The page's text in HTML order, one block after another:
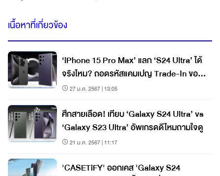
เนื้อหาที่เกี่ยวข้อง
‘iPhone 15 Pro Max’ แลก ‘S24 Ultra’ ได้
จริงไหม? ถอดรหัสแคมเปญ Trade-In ของ
ซัมซุง
27 ม.ค. 2567 | 13:05
ศึกสายเลือด! เทียบ ‘Galaxy S24 Ultra’ vs
‘Galaxy S23 Ultra’ อัพเกรดดีไหมถามใจดู
21 ม.ค. 2567 | 11:17
'CASETiFY' ออกเคส 'Galaxy S24